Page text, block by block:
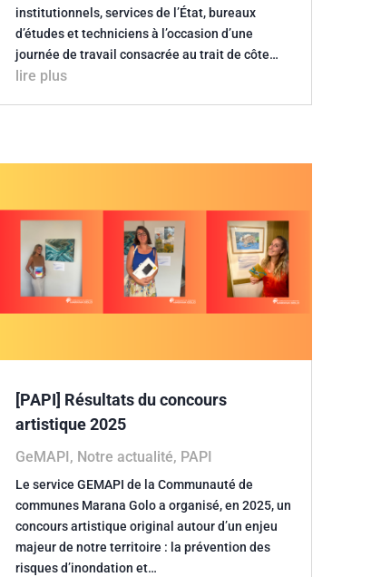
institutionnels, services de l’État, bureaux
d’études et techniciens à l’occasion d’une
journée de travail consacrée au trait de côte…
lire plus
[PAPI] Résultats du concours
artistique 2025
GeMAPI, Notre actualité, PAPI
Le service GEMAPI de la Communauté de
communes Marana Golo a organisé, en 2025, un
concours artistique original autour d’un enjeu
majeur de notre territoire : la prévention des
risques d’inondation et…